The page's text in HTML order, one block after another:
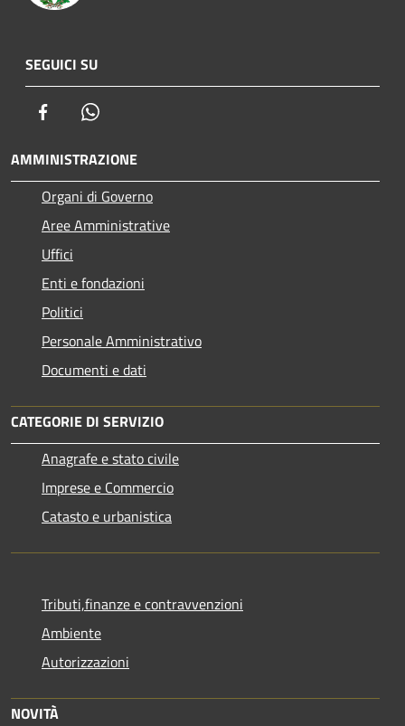
SEGUICI SU
Facebook
AMMINISTRAZIONE
Organi di Governo
Aree Amministrative
Uffici
Enti e fondazioni
Politici
Personale Amministrativo
Documenti e dati
CATEGORIE DI SERVIZIO
Anagrafe e stato civile
Imprese e Commercio
Catasto e urbanistica
Tributi,finanze e contravvenzioni
Ambiente
Autorizzazioni
NOVITÀ